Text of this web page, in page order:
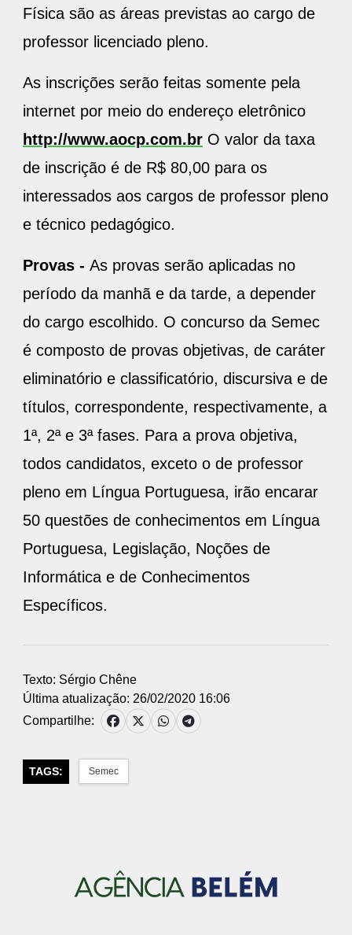
Física são as áreas previstas ao cargo de
professor licenciado pleno.
As inscrições serão feitas somente pela
internet por meio do endereço eletrônico
http://www.aocp.com.br O valor da taxa
de inscrição é de R$ 80,00 para os
interessados aos cargos de professor pleno
e técnico pedagógico.
Provas - As provas serão aplicadas no
período da manhã e da tarde, a depender
do cargo escolhido. O concurso da Semec
é composto de provas objetivas, de caráter
eliminatório e classificatório, discursiva e de
títulos, correspondente, respectivamente, a
1ª, 2ª e 3ª fases. Para a prova objetiva,
todos candidatos, exceto o de professor
pleno em Língua Portuguesa, irão encarar
50 questões de conhecimentos em Língua
Portuguesa, Legislação, Noções de
Informática e de Conhecimentos
Específicos.
Texto: Sérgio Chêne
Última atualização: 26/02/2020 16:06
Compartilhe:
TAGS: Semec